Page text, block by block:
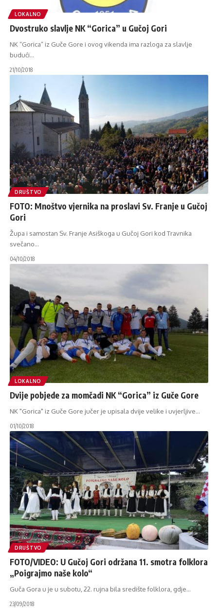
LOKALNO
Dvostruko slavlje NK “Gorica” u Gučoj Gori
NK “Gorica” iz Guče Gore i ovog vikenda ima razloga za slavlje
budući…
21/10/2018
DRUŠTVO
FOTO: Mnoštvo vjernika na proslavi Sv. Franje u Gučoj
Gori
Župa i samostan Sv. Franje Asiškoga u Gučoj Gori kod Travnika
svečano…
04/10/2018
LOKALNO
Dvije pobjede za momčadi NK “Gorica” iz Guče Gore
NK "Gorica" iz Guče Gore jučer je upisala dvije velike i uvjerljive…
01/10/2018
DRUŠTVO
FOTO/VIDEO: U Gučoj Gori održana 11. smotra folklora
„Poigrajmo naše kolo“
Guča Gora u je u subotu, 22. rujna bila središte folklora, gdje…
23/09/2018